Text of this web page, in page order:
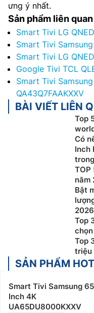
ưng ý nhất.
Sản phẩm liên quan
Smart Tivi LG
Smart Tivi
Smart Tivi LG
Google Tivi TCL
Smart Tivi
QA43Q7FAAKXXV
BÀI VIẾT LIÊN
Top
Có
Inch
TOP
năm
Bật
2026
Top
Top
triệu
SẢN PHẨM HOT
Smart Tivi Samsung 65
Inch 4K
UA65DU8000KXXV